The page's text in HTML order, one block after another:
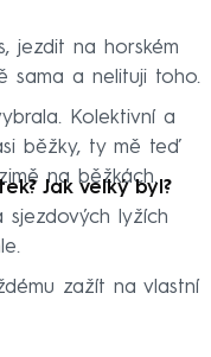
jezdit na horském
sama a nelituji toho.
Kolektivní a
běžky, ty mě teď
na běžkách.
Jak velký byl?
sjezdových lyžích
zažít na vlastní